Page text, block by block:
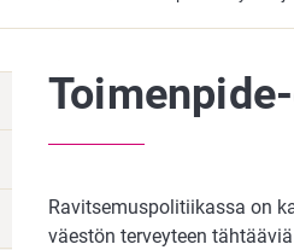
Ravitsemuspolitiikassa on
väestön terveyteen